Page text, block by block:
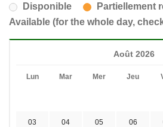
Disponible Partiellement
Available (for the whole day,
Août 2026
Lun Mar Mer Jeu
03 04 05 06